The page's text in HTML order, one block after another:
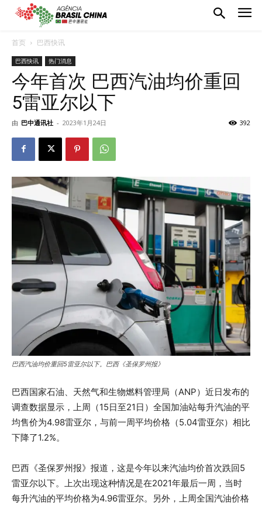
首页 巴西快讯
巴西快讯 热门消息
今年首次 巴西汽油均价重回
5雷亚尔以下
由 巴中通讯社 - 2023年1月24日 392
巴西汽油均价重回5雷亚尔以下。巴西《圣保罗州报》
巴西国家石油、天然气和生物燃料管理局（ANP）近日发布的
调查数据显示，上周（15日至21日）全国加油站每升汽油的平
均售价为4.98雷亚尔，与前一周平均价格（5.04雷亚尔）相比
下降了1.2%。
巴西《圣保罗州报》报道，这是今年以来汽油均价首次跌回5
雷亚尔以下。上次出现这种情况是在2021年最后一周，当时
每升汽油的平均价格为4.96雷亚尔。另外，上周全国汽油价格